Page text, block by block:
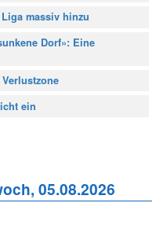
Liga massiv hinzu
Dorf»: Eine
ein
05.08.2026